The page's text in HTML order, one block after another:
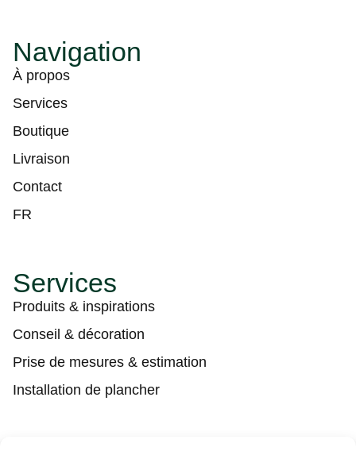
Navigation
À propos
Services
Boutique
Livraison
Contact
FR
Services
Produits & inspirations
Conseil & décoration
Prise de mesures & estimation
Installation de plancher